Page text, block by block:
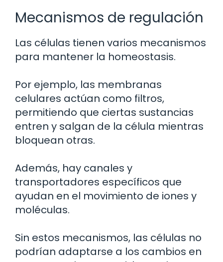
Mecanismos de regulación
Las células tienen varios mecanismos
para mantener la homeostasis.
Por ejemplo, las membranas
celulares actúan como filtros,
permitiendo que ciertas sustancias
entren y salgan de la célula mientras
bloquean otras.
Además, hay canales y
transportadores específicos que
ayudan en el movimiento de iones y
moléculas.
Sin estos mecanismos, las células no
podrían adaptarse a los cambios en